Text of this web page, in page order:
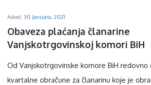
Asked: 30 Januara, 2021
Obaveza plaćanja članarine
Vanjskotrgovinskoj komori BiH
Od Vanjskotrgovinske komore BiH redovno
kvartalne obračune za članarinu koje je